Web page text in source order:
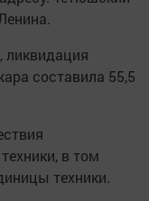
ликвидация
составила 55,5
в том
техники.